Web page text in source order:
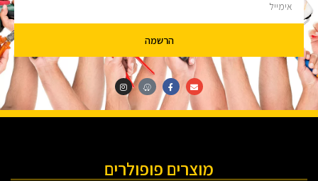
הרשמה
מוצרים פופולרים